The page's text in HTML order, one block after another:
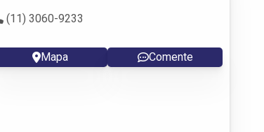
(11) 3060-9233
Mapa Comente